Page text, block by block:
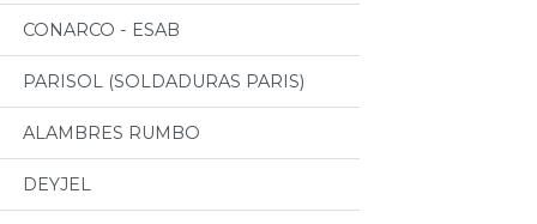
CONARCO - ESAB
PARISOL (SOLDADURAS PARIS)
ALAMBRES RUMBO
DEYJEL